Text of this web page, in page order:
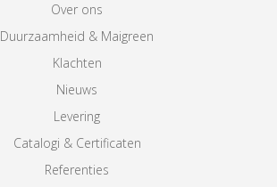
Over ons
Duurzaamheid & Maigreen
Klachten
Nieuws
Levering
Catalogi & Certificaten
Referenties